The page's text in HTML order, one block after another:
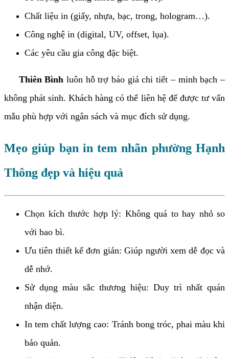
Chất liệu in (giấy, nhựa, bạc, trong, hologram…).
Công nghệ in (digital, UV, offset, lụa).
Các yêu cầu gia công đặc biệt.
Thiên Bình luôn hỗ trợ báo giá chi tiết – minh bạch –
không phát sinh. Khách hàng có thể liên hệ để được tư vấn
mẫu phù hợp với ngân sách và mục đích sử dụng.
Mẹo giúp bạn in tem nhãn phường Hạnh
Thông đẹp và hiệu quả
Chọn kích thước hợp lý: Không quá to hay nhỏ so
với bao bì.
Ưu tiên thiết kế đơn giản: Giúp người xem dễ đọc và
dễ nhớ.
Sử dụng màu sắc thương hiệu: Duy trì nhất quán
nhận diện.
In tem chất lượng cao: Tránh bong tróc, phai màu khi
bảo quản.